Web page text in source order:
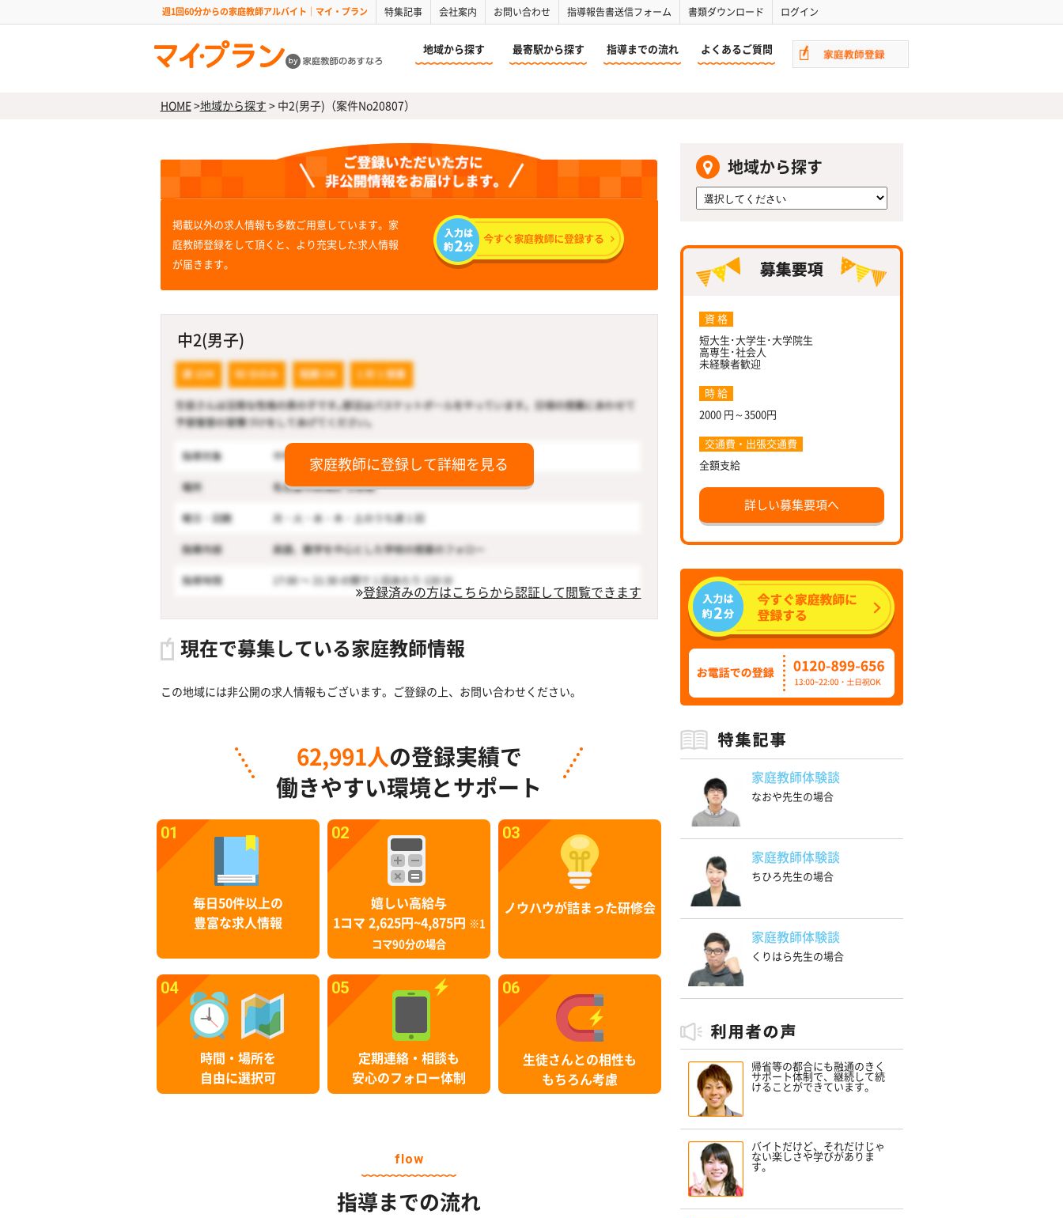
週1回60分からの家庭教師アルバイト｜マイ・プラン 特集記事 会社案内 お問い合わせ 指導報告書送信フォーム 書類ダウンロード ログイン
地域から探す 最寄駅から探す 指導までの流れ よくあるご質問
HOME>地域から探す >中2(男子)（案件No20807）
掲載以外の求人情報も多数ご用意しています。家
庭教師登録をして頂くと、より充実した求人情報
が届きます。
中2(男子)
家庭教師に登録して詳細を見る
登録済みの方はこちらから認証して閲覧できます
現在で募集している家庭教師情報
この地域には非公開の求人情報もございます。ご登録の上、お問い合わせください。
62,991人 の登録実績で
働きやすい環境とサポート
01
毎日50件以上の
豊富な求人情報
02
嬉しい高給与
1コマ 2,625円~4,875円
※1
コマ90分の場合
03
ノウハウが詰まった研修会
04
時間・場所を
自由に選択可
05
定期連絡・相談も
安心のフォロー体制
06
生徒さんとの相性も
もちろん考慮
flow
指導までの流れ
地域から探す
資 格
短大生･大学生･大学院生
高専生･社会人
未経験者歓迎
時 給
2000 円～3500円
交通費・出張交通費
全額支給
詳しい募集要項へ
家庭教師体験談
なおや先生の場合
家庭教師体験談
ちひろ先生の場合
家庭教師体験談
くりはら先生の場合
帰省等の都合にも融通のきく
サポート体制で、継続して続
けることができています。
バイトだけど、それだけじゃ
ない楽しさや学びがありま
す。